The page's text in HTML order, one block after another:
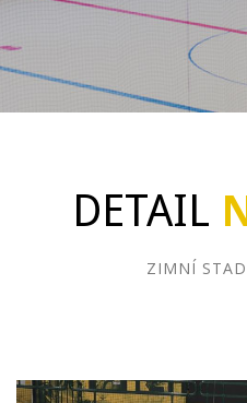
DETAIL
ZIMNÍ